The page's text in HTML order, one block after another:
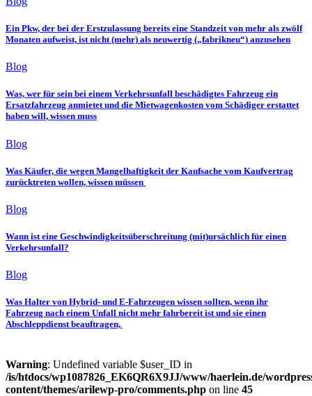
Ein Pkw, der bei der Erstzulassung bereits eine Standzeit von mehr als zwölf
Monaten aufweist, ist nicht (mehr) als neuwertig („fabrikneu“) anzusehen
Blog
Was, wer für sein bei einem Verkehrsunfall beschädigtes Fahrzeug ein
Ersatzfahrzeug anmietet und die Mietwagenkosten vom Schädiger erstattet
haben will, wissen muss
Blog
Was Käufer, die wegen Mangelhaftigkeit der Kaufsache vom Kaufvertrag
zurücktreten wollen, wissen müssen
Blog
Wann ist eine Geschwindigkeitsüberschreitung (mit)ursächlich für einen
Verkehrsunfall?
Blog
Was Halter von Hybrid- und E-Fahrzeugen wissen sollten, wenn ihr
Fahrzeug nach einem Unfall nicht mehr fahrbereit ist und sie einen
Abschleppdienst beauftragen,
Warning: Undefined variable $user_ID in
/is/htdocs/wp1087826_EK6QR6X9JJ/www/haerlein.de/
content/themes/arilewp-pro/comments.php on line 45